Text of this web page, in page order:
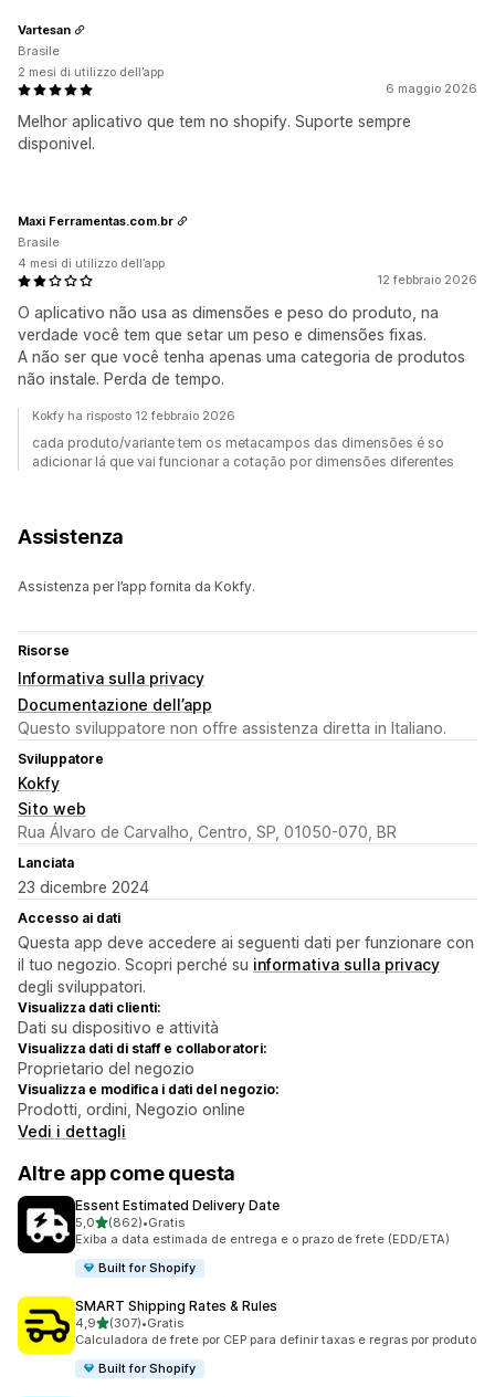
6 maggio 2026
Melhor aplicativo que tem no shopify. Suporte sempre
disponivel.
Vartesan
Brasile
2 mesi di utilizzo dell’app
12 febbraio 2026
O aplicativo não usa as dimensões e peso do produto, na
verdade você tem que setar um peso e dimensões fixas.
A não ser que você tenha apenas uma categoria de produtos
não instale. Perda de tempo.
Maxi Ferramentas.com.br
Brasile
4 mesi di utilizzo dell’app
Kokfy ha risposto 12 febbraio 2026
cada produto/variante tem os metacampos das dimensões é so
adicionar lá que vai funcionar a cotação por dimensões diferentes
Assistenza
Assistenza per l’app fornita da Kokfy.
Risorse
Informativa sulla privacy
Documentazione dell’app
Questo sviluppatore non offre assistenza diretta in Italiano.
Sviluppatore
Kokfy
Sito web
Rua Álvaro de Carvalho, Centro, SP, 01050-070, BR
Lanciata
23 dicembre 2024
Accesso ai dati
Questa app deve accedere ai seguenti dati per funzionare con
il tuo negozio. Scopri perché su informativa sulla privacy
degli sviluppatori.
Visualizza dati clienti:
Dati su dispositivo e attività
Visualizza dati di staff e collaboratori:
Proprietario del negozio
Visualizza e modifica i dati del negozio:
Prodotti, ordini, Negozio online
Vedi i dettagli
Altre app come questa
Essent Estimated Delivery Date
5,0stelle su 5
(862)
862 recensioni totali
•Gratis
Exiba a data estimada de entrega e o prazo de frete (EDD/ETA)
Built for Shopify
SMART Shipping Rates & Rules
4,9stelle su 5
(307)
307 recensioni totali
•Gratis
Calculadora de frete por CEP para definir taxas e regras por produto
Built for Shopify